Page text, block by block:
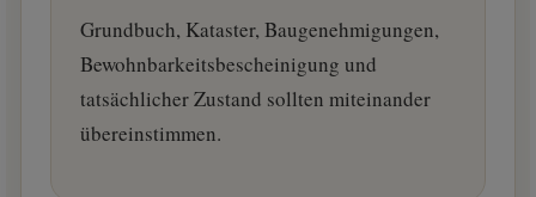
Grundbuch, Kataster, Baugenehmigungen,
Bewohnbarkeitsbescheinigung und
tatsächlicher Zustand sollten miteinander
übereinstimmen.